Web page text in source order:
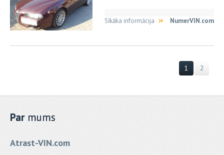
NumerVIN.com
Sīkāka informācija
1 2
Parmums
Atrast-VIN.com